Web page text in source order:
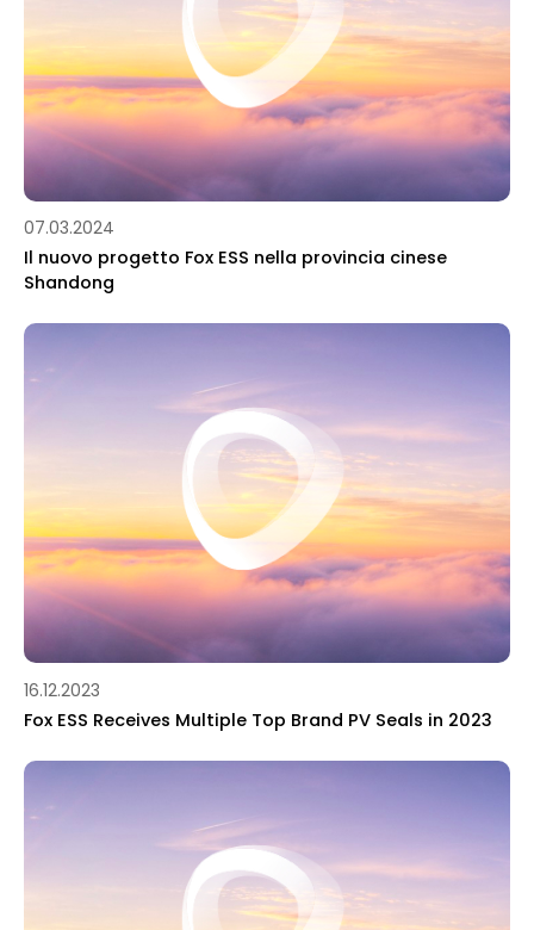
07.03.2024
Il nuovo progetto Fox ESS nella provincia cinese
Shandong
16.12.2023
Fox ESS Receives Multiple Top Brand PV Seals in 2023